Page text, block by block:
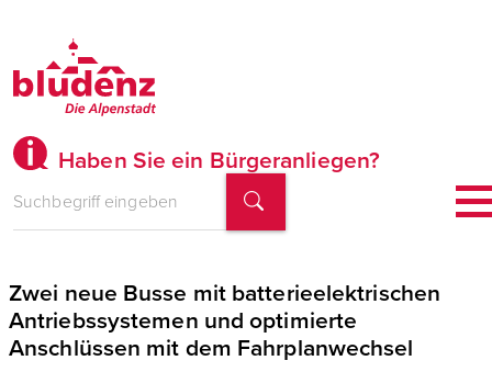
Haben Sie ein Bürgeranliegen?
Stadtbus Bludenz setzt auf Strom
Zwei neue Busse mit batterieelektrischen
Antriebssystemen und optimierte
Anschlüssen mit dem Fahrplanwechsel